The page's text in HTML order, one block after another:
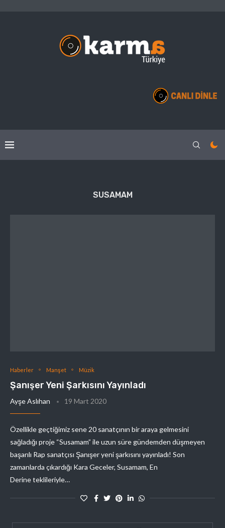
SUSAMAM
Haberler Manşet Müzik
Şanışer Yeni Şarkısını Yayınladı
Ayşe Aslıhan 19 Mart 2020
Özellikle geçtiğimiz sene 20 sanatçının bir araya gelmesini
sağladığı proje “Susamam” ile uzun süre gündemden düşmeyen
başarılı Rap sanatçısı Şanışer yeni şarkısını yayınladı! Son
zamanlarda çıkardığı Kara Geceler, Susamam, En
Derine teklileriyle…